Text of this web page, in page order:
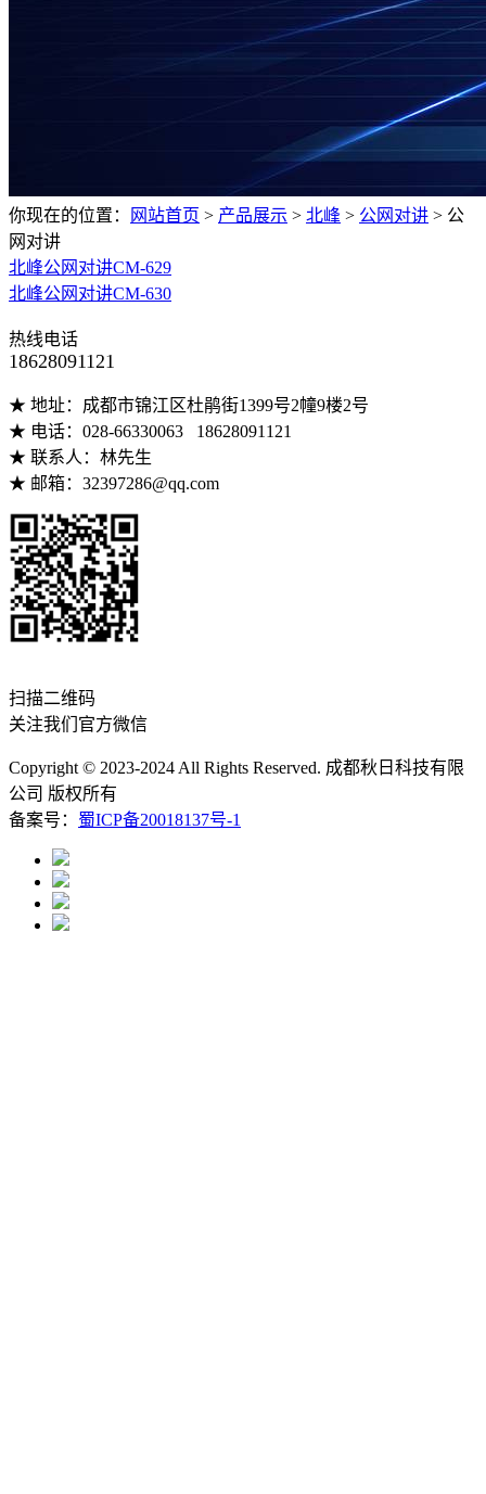
你现在的位置： 网站首页 > 产品展示 > 北峰 > 公网对讲 > 公
网对讲
北峰公网对讲CM-629
北峰公网对讲CM-630
热线电话
18628091121
★ 地址：成都市锦江区杜鹃街1399号2幢9楼2号
★ 电话：028-66330063 18628091121
★ 联系人：林先生
★ 邮箱：32397286@qq.com
扫描二维码
关注我们官方微信
Copyright © 2023-2024 All Rights Reserved. 成都秋日科技有限
公司 版权所有
备案号： 蜀ICP备20018137号-1